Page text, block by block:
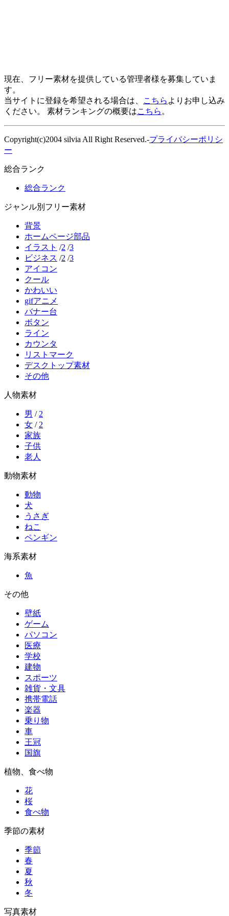
現在、フリー素材を提供している管理者様を募集していま
す。
当サイトに登録を希望される場合は、
こちら よりお申し込み
ください。 素材ランキングの概要はこちら 。
Copyright(c)2004 silvia All Right Reserved.-プライバシーポリシ
ー
総合ランク
総合ランク
ジャンル別フリー素材
背景
ホームページ部品
イラスト /2 /3
ビジネス /2 /3
アイコン
クール
かわいい
gifアニメ
バナー台
ボタン
ライン
カウンタ
リストマーク
デスクトップ素材
その他
人物素材
男 / 2
女 / 2
家族
子供
老人
動物素材
動物
犬
うさぎ
ねこ
ペンギン
海系素材
魚
その他
壁紙
ゲーム
パソコン
医療
学校
建物
スポーツ
雑貨・文具
携帯電話
楽器
乗り物
車
王冠
国旗
植物、食べ物
花
桜
食べ物
季節の素材
季節
春
夏
秋
冬
写真素材